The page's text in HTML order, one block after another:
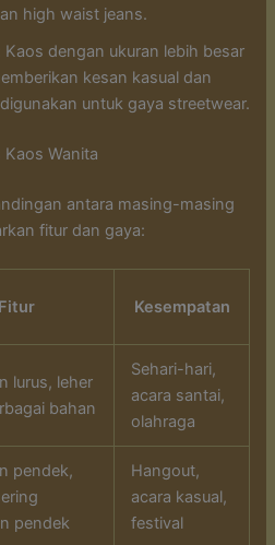
high waist jeans.
Kaos dengan ukuran lebih besar
kesan kasual dan
untuk gaya streetwear.
Wanita
antara masing-masing
fitur dan gaya:
Fitur Kesempatan
lurus, leher
bahan
Sehari-hari,
acara santai,
olahraga
pendek,
pendek
Hangout,
acara kasual,
festival